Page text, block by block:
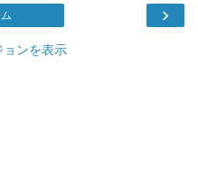
›
ョンを表示